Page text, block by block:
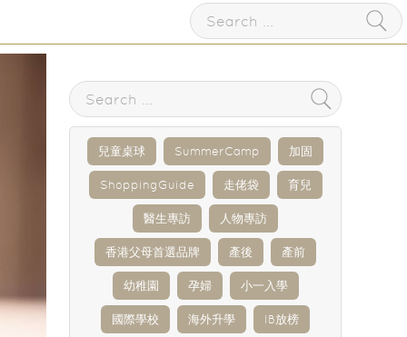
兒童桌球 SummerCamp 加固
ShoppingGuide 走佬袋 育兒
醫生專訪 人物專訪
香港父母首選品牌 產後 產前
幼稚園 孕婦 小一入學
國際學校 海外升學 IB放榜